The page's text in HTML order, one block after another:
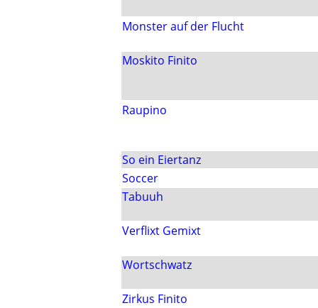
Monster auf der Flucht
Moskito Finito
Raupino
So ein Eiertanz
Soccer
Tabuuh
Verflixt Gemixt
Wortschwatz
Zirkus Finito